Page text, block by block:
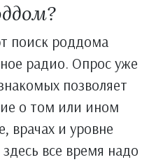
поиск роддома
радио. Опрос уже
позволяет
о том или ином
врачах и уровне
все время надо